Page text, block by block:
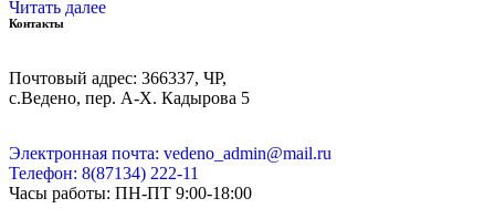
Читать далее
Контакты
Почтовый адрес: 366337, ЧР,
с.Ведено, пер. А-Х. Кадыровa 5
Электронная почта: vedeno_admin@mail.ru
Телефон: 8(87134) 222-11
Часы работы: ПН-ПТ 9:00-18:00